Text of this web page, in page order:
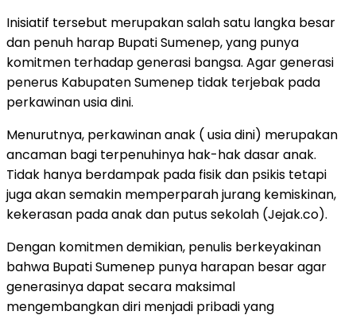
Inisiatif tersebut merupakan salah satu langka besar
dan penuh harap Bupati Sumenep, yang punya
komitmen terhadap generasi bangsa. Agar generasi
penerus Kabupaten Sumenep tidak terjebak pada
perkawinan usia dini.
Menurutnya, perkawinan anak ( usia dini) merupakan
ancaman bagi terpenuhinya hak-hak dasar anak.
Tidak hanya berdampak pada fisik dan psikis tetapi
juga akan semakin memperparah jurang kemiskinan,
kekerasan pada anak dan putus sekolah (Jejak.co).
Dengan komitmen demikian, penulis berkeyakinan
bahwa Bupati Sumenep punya harapan besar agar
generasinya dapat secara maksimal
mengembangkan diri menjadi pribadi yang